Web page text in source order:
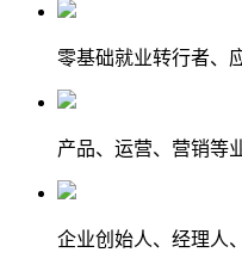
零基础就业转行者、
产品、运营、营销等
企业创始人、经理人